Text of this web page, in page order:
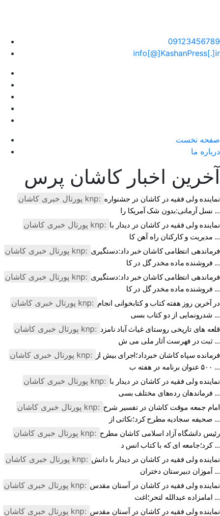
09123456789
info[@]KashanPress[.]ir
صفحه نخست
درباره ما
آخرین اخبار کاشان پرس
پورتال خبری كاشان knp: نماینده ولی فقیه در کاشان در جشنواره
نسل آرمانی:بدون شک آمریکا را ...
پورتال خبری كاشان knp: نماینده ولی فقیه در کاشان در دیدار با
مدیریت و کارکنان راه آهن کا ...
پورتال خبری كاشان knp: فرماندهی انتظامی کاشان خبر داد:دستگیری
فروشنده ماده مخدر گل در کا ...
پورتال خبری كاشان knp: فرماندهی انتظامی کاشان خبر داد:دستگیری
فروشنده ماده مخدر گل در کا ...
پورتال خبری كاشان knp: در آخرین روز هفته کتاب و کتابخوانی انجام
شدرونمایی از دو کتاب بسی ...
پورتال خبری كاشان knp: قلعه های تاریخی روستای غیاث آباد نامزد
ثبت در فهرست آثار ملی می ش ...
پورتال خبری كاشان knp:
فرمانده سپاه کاشان خبرداد؛اجرای بیش از
۵۰۰ عنوان برنامه در هفته ب ...
پورتال خبری كاشان knp: نماینده ولی فقیه در کاشان در دیدار با
فرماندهان رده‌های مختلف بسی ...
پورتال خبری كاشان knp: امام جمعه موقت کاشان در تفسیر شرح
صحیفه سجادیه مطرح کرد؛نکاتی از ...
پورتال خبری كاشان knp: رئیس دانشگاه آزاد اسلامی کاشان مطرح
کرد؛جامعه ای که با کتاب انس د ...
پورتال خبری كاشان knp: نماینده ولی فقیه در کاشان در دیدار با دانش
آموزان دبیرستان دختران ...
پورتال خبری كاشان knp: نماینده ولی فقیه در کاشان در آستان مقدس
امامزاده عبدالله لتحر؛اغت ...
پورتال خبری كاشان knp: نماینده ولی فقیه در کاشان در آستان مقدس